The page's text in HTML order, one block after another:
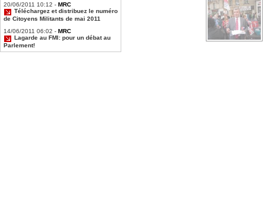
20/06/2011 10:12 - MRC
Téléchargez et distribuez le numéro
de Citoyens Militants de mai 2011
14/06/2011 06:02 - MRC
Lagarde au FMI: pour un débat au
Parlement!